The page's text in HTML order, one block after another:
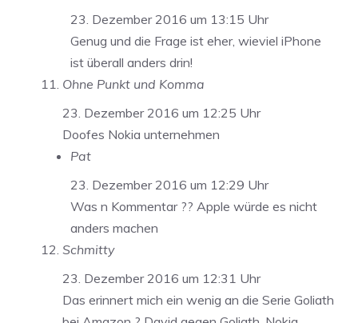
23. Dezember 2016 um 13:15 Uhr
Genug und die Frage ist eher, wieviel iPhone
ist überall anders drin!
Ohne Punkt und Komma
23. Dezember 2016 um 12:25 Uhr
Doofes Nokia unternehmen
Pat
23. Dezember 2016 um 12:29 Uhr
Was n Kommentar ?? Apple würde es nicht
anders machen
Schmitty
23. Dezember 2016 um 12:31 Uhr
Das erinnert mich ein wenig an die Serie Goliath